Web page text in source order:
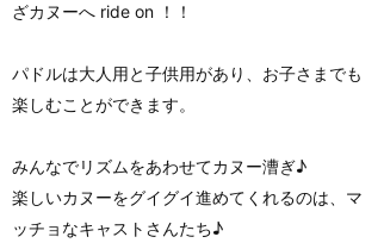
ざカヌーへ ride on ！！
パドルは大人用と子供用があり、お子さまでも
楽しむことができます。
みんなでリズムをあわせてカヌー漕ぎ♪
楽しいカヌーをグイグイ進めてくれるのは、マ
ッチョなキャストさんたち♪